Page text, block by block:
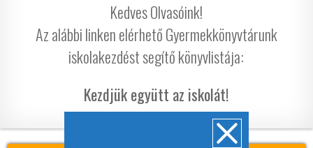
Kedves Olvasóink!
Az alábbi linken elérhető Gyermekkönyvtárunk
iskolakezdést segítő könyvlistája:
Kezdjük együtt az iskolát!